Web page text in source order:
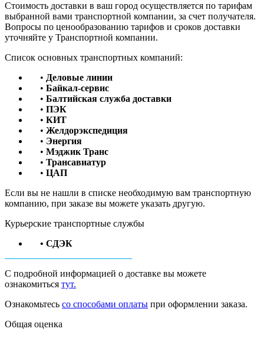
Стоимость доставки в ваш город осуществляется по тарифам
выбранной вами транспортной компании, за счет получателя.
Вопросы по ценообразованию тарифов и сроков доставки
уточняйте у Транспортной компании.
Список основных транспортных компаний:
• Деловые линии
• Байкал-сервис
• Балтийская служба доставки
• ПЭК
• КИТ
• Желдорэкспедиция
• Энергия
• Мэджик Транс
• Трансавиатур
• ЦАП
Если вы не нашли в списке необходимую вам транспортную
компанию, при заказе вы можете указать другую.
Курьерские транспортные службы
• СДЭК
С подробной информацией о доставке вы можете
ознакомиться тут.
Ознакомьтесь со способами оплаты при оформлении заказа.
Общая оценка